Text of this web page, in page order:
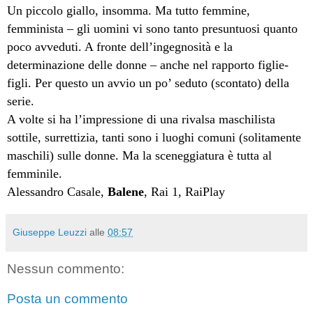
Un piccolo giallo, insomma. Ma tutto femmine,
femminista – gli uomini vi sono tanto presuntuosi quanto
poco avveduti. A fronte dell’ingegnosità e la
determinazione delle donne – anche nel rapporto figlie-
figli. Per questo un avvio un po’ seduto (scontato) della
serie.
A volte si ha l’impressione di una rivalsa maschilista
sottile, surrettizia, tanti sono i luoghi comuni (solitamente
maschili) sulle donne. Ma la sceneggiatura è tutta al
femminile.
Alessandro Casale, Balene, Rai 1, RaiPlay
Giuseppe Leuzzi alle 08:57
Nessun commento:
Posta un commento